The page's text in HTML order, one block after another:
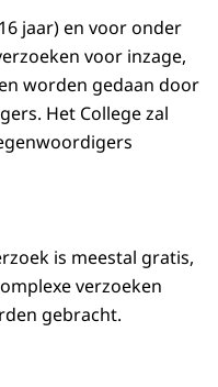
jaar) en voor onder
voor inzage,
worden gedaan door
Het College zal
is meestal gratis,
verzoeken
gebracht.